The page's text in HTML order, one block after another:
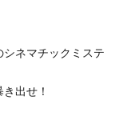
ネマチックミステ
出せ！